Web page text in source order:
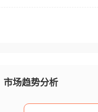
市场趋势分析